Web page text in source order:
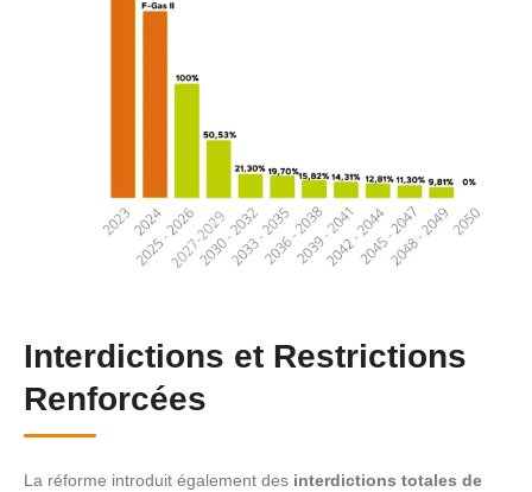
Interdictions et Restrictions
Renforcées
La réforme introduit également des interdictions totales de